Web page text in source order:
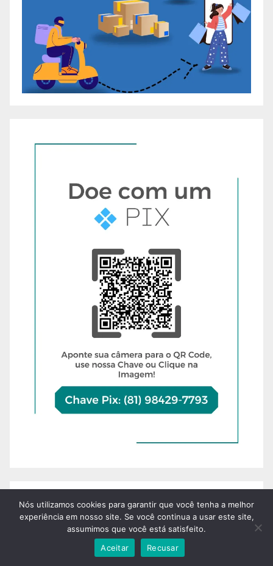
Nós utilizamos cookies para garantir que você tenha a melhor
experiência em nosso site. Se você continua a usar este site,
assumimos que você está satisfeito.
Aceitar
Recusar